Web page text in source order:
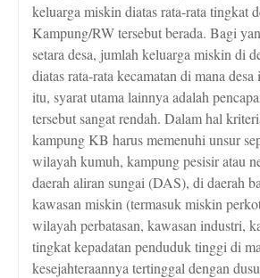
keluarga miskin diatas rata-rata tingkat
Kampung/RW tersebut berada. Bagi
setara desa, jumlah keluarga miskin di
diatas rata-rata kecamatan di mana
itu, syarat utama lainnya adalah
tersebut sangat rendah. Dalam hal
kampung KB harus memenuhi unsur
wilayah kumuh, kampung pesisir atau
daerah aliran sungai (DAS), di daerah
kawasan miskin (termasuk miskin
wilayah perbatasan, kawasan industri,
tingkat kepadatan penduduk tinggi di
kesejahteraannya tertinggal dengan